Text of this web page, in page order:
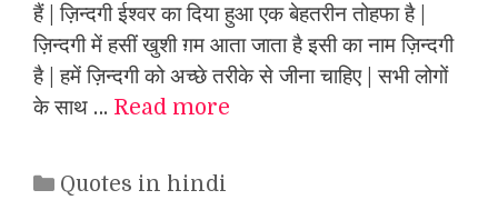
हैं | ज़िन्दगी ईश्वर का दिया हुआ एक बेहतरीन तोहफा है |
ज़िन्दगी में हसीं खुशी ग़म आता जाता है इसी का नाम ज़िन्दगी
है | हमें ज़िन्दगी को अच्छे तरीके से जीना चाहिए | सभी लोगों
के साथ … Read more
Categories
Quotes in hindi